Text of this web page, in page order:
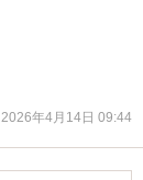
2026年4月14日 09:44